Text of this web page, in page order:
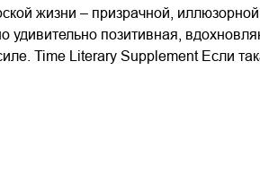
жизни – призрачной,
удивительно позитивная,
Time Literary Supplement Если